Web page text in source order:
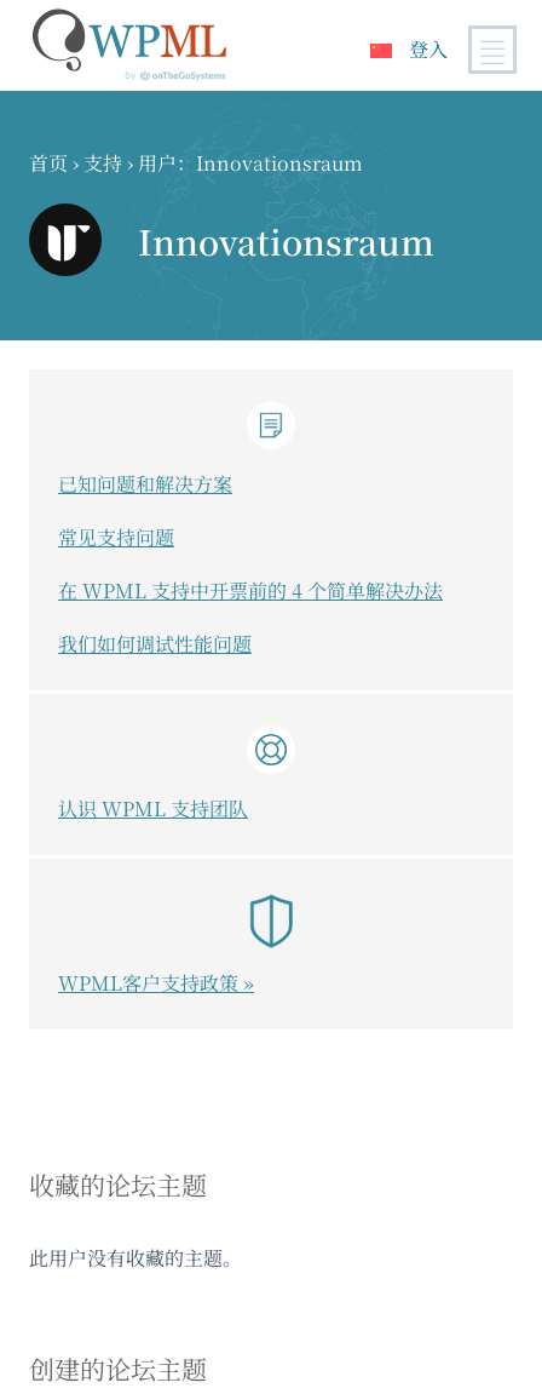
登入
首页 › 支持› 用户：Innovationsraum
Innovationsraum
收藏的论坛主题
此用户没有收藏的主题。
创建的论坛主题
已知问题和解决方案
常见支持问题
在 WPML 支持中开票前的 4 个简单解决办法
我们如何调试性能问题
认识 WPML 支持团队
WPML客户支持政策 »